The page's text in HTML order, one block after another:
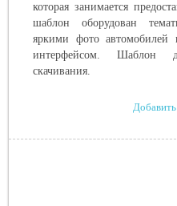
которая занимается
шаблон оборудован
яркими фото автомобилей
интерфейсом. Шаблон
скачивания.
Добавить